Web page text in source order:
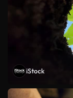
iStock